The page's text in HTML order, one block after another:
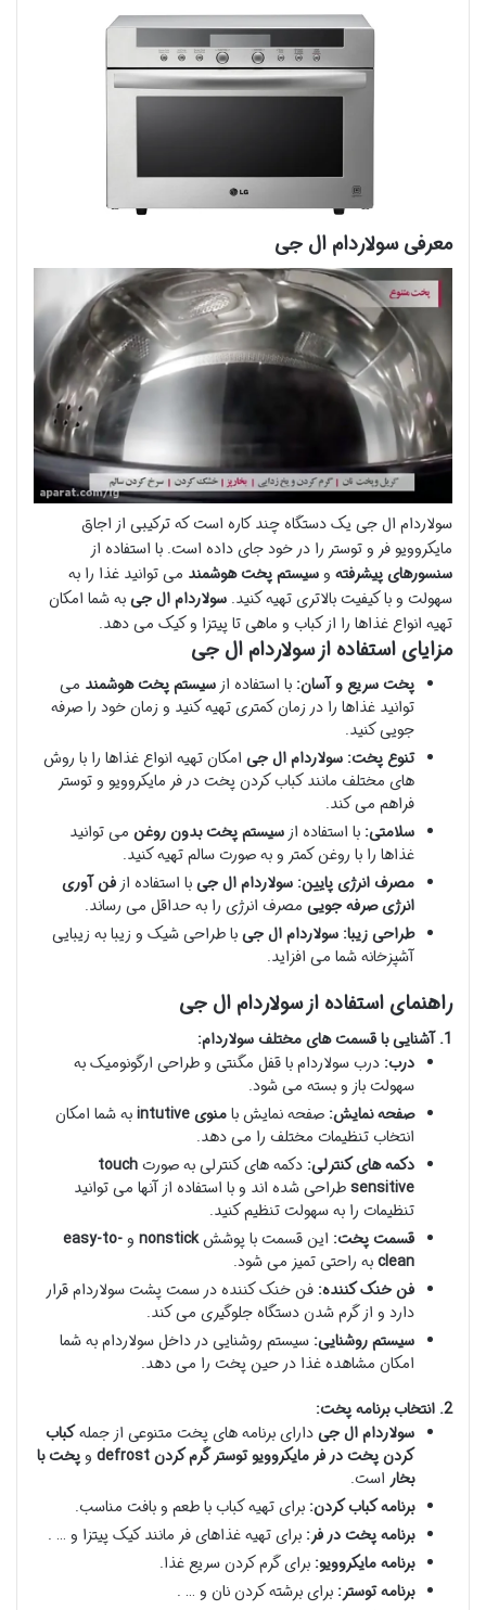
معرفی سولاردام ال جی
سولاردام ال جی یک دستگاه چند کاره است که ترکیبی از اجاق
مایکروویو فر و توستر را در خود جای داده است. با استفاده از
سنسورهای پیشرفته وسیستم پخت هوشمند می توانید غذا را به
سهولت و با کیفیت بالاتری تهیه کنید. سولاردام ال جیبه شما امکان
تهیه انواع غذاها را از کباب و ماهی تا پیتزا و کیک می دهد.
مزایای استفاده از سولاردام ال جی
پخت سریع و آسان: با استفاده ازسیستم پخت هوشمند می
توانید غذاها را در زمان کمتری تهیه کنید و زمان خود را صرفه
جویی کنید.
تنوع پخت: سولاردام ال جی امکان تهیه انواع غذاها را با روش
های مختلف مانند کباب کردن پخت در فر مایکروویو و توستر
فراهم می کند.
سلامتی: با استفاده ازسیستم پخت بدون روغن می توانید
غذاها را با روغن کمتر و به صورت سالم تهیه کنید.
مصرف انرژی پایین: سولاردام ال جیبا استفاده ازفن آوری
انرژی صرفه جویی مصرف انرژی را به حداقل می رساند.
طراحی زیبا: سولاردام ال جیبا طراحی شیک و زیبا به زیبایی
آشپزخانه شما می افزاید.
راهنمای استفاده از سولاردام ال جی
1. آشنایی با قسمت های مختلف سولاردام:
درب: درب سولاردام با قفل مگنتی و طراحی ارگونومیک به
سهولت باز و بسته می شود.
صفحه نمایش: صفحه نمایش بامنوی intutive
به شما امکان
انتخاب تنظیمات مختلف را می دهد.
دکمه های کنترلی: دکمه های کنترلی به صورتtouch
sensitiveطراحی شده اند و با استفاده از آنها می توانید
تنظیمات را به سهولت تنظیم کنید.
قسمت پخت: این قسمت با پوششnonstick وeasy-to-
cleanبه راحتی تمیز می شود.
فن خنک کننده: فن خنک کننده در سمت پشت سولاردام قرار
دارد و از گرم شدن دستگاه جلوگیری می کند.
سیستم روشنایی: سیستم روشنایی در داخل سولاردام به شما
امکان مشاهده غذا در حین پخت را می دهد.
2. انتخاب برنامه پخت:
سولاردام ال جیدارای برنامه های پخت متنوعی از جملهکباب
کردن پخت در فر مایکروویو توستر گرم کردن defrost
وپخت با
بخار است.
برنامه کباب کردن: برای تهیه کباب با طعم و بافت مناسب.
برنامه پخت در فر: برای تهیه غذاهای فر مانند کیک پیتزا و … .
برنامه مایکروویو: برای گرم کردن سریع غذا.
برنامه توستر: برای برشته کردن نان و … .